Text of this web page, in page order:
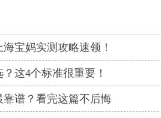
宝妈实测攻略速领！
这4个标准很重要！
谱？看完这篇不后悔